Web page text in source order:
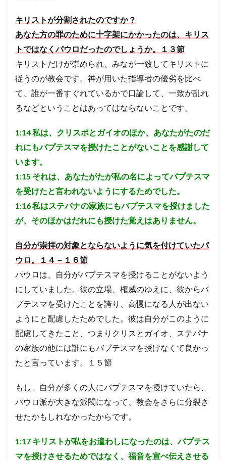
くい
く。
（１
０節
ウロ
の主
張か
ら）
5.6
６
教会
に一
致を
もた
らす
法：
現代
とパ
ウロ
の違
いに
つい
て。
キリストが分割されたのですか？
あなた方の罪のために十字架にかかったのは、キリス
トではなくパウロだったのでしょうか。１３節
キリストだけが崇められ、みなが一致してキリストに
従うのが教会です。神が用いた指導者の優劣を比べ
て、誰が一番すぐれているかで口論して、一致が乱れ
るなどということはあってはならないことです。
1:14私は、クリスポとガイオのほか、あなたがたのだ
れにもバプテスマを授けたことがないことを感謝して
います。
1:15 それは、あなたがたが私の名によってバプテスマ
を受けたと言われないようにするためでした。
1:16私はステパナの家族にもバプテスマを授けました
が、そのほかはだれにも授けた覚えはありません。
自分が崇拝の対象とならないように気を付けていたパ
ウロ。１４－１６節
パウロは、自分がバプテスマを授けることがないよう
にしていました。彼の立場、権威のゆえに、彼からバ
プテスマを受けたことを誇り、高慢になる人が出ない
ようにと配慮したためでした。彼は自分がこのように
配慮してきたこと、つまりクリスとガイオ、ステパナ
の家族の他には誰にもバプテスマを授けなくて良かっ
たと言っています。１５節
もし、自分が多くの人にバプテスマを授けていたら、
パウロ派が大きな派閥になって、教会をさらに分裂さ
せたかもしれなかったからです。
1:17 キリストが私をお遣わしになったのは、バプテス
マを授けさせるためではなく、福音を宣べ伝えさせる